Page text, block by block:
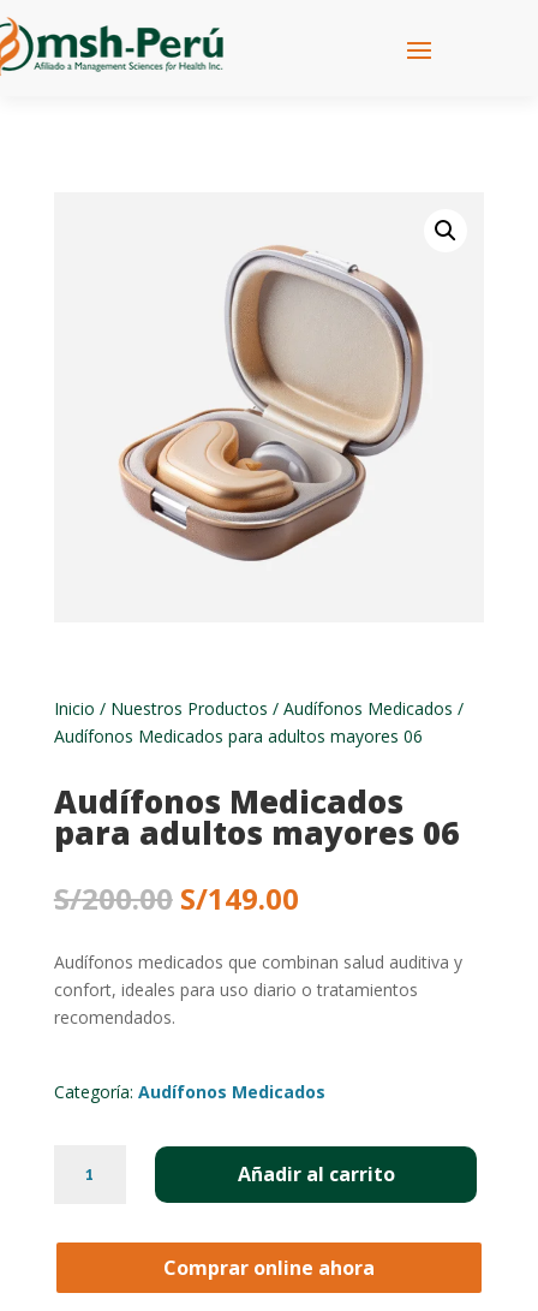
Inicio / Nuestros Productos / Audífonos Medicados /
Audífonos Medicados para adultos mayores 06
Audífonos Medicados
para adultos mayores 06
S/200.00 El
original
era:
S/200.00.
S/149.00El
actual
es:
S/149.00.
Audífonos medicados que combinan salud auditiva y
confort, ideales para uso diario o tratamientos
recomendados.
Categoría: Audífonos Medicados
AUDÍFONOS
MEDICADOS
ADULTOS
06
Añadir al carrito
Comprar online ahora